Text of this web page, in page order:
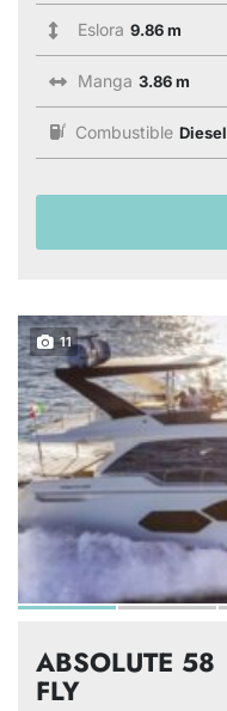
Eslora 9.86 m
Manga 3.86 m
Combustible Diesel
11
ABSOLUTE 58
FLY